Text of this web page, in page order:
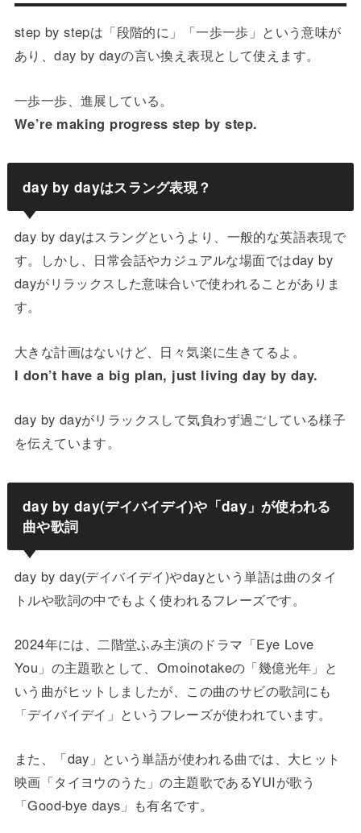
step by stepは「段階的に」「一歩一歩」という意味が
あり、day by dayの言い換え表現として使えます。
一歩一歩、進展している。
We’re making progress step by step.
day by dayはスラング表現？
day by dayはスラングというより、一般的な英語表現で
す。しかし、日常会話やカジュアルな場面ではday by
dayがリラックスした意味合いで使われることがありま
す。
大きな計画はないけど、日々気楽に生きてるよ。
I don’t have a big plan, just living day by day.
day by dayがリラックスして気負わず過ごしている様子
を伝えています。
day by day(デイバイデイ)や「day」が使われる
曲や歌詞
day by day(デイバイデイ)やdayという単語は曲のタイ
トルや歌詞の中でもよく使われるフレーズです。
2024年には、二階堂ふみ主演のドラマ「Eye Love
You」の主題歌として、Omoinotakeの「幾億光年」と
いう曲がヒットしましたが、この曲のサビの歌詞にも
「デイバイデイ」というフレーズが使われています。
また、「day」という単語が使われる曲では、大ヒット
映画「タイヨウのうた」の主題歌であるYUIが歌う
「Good-bye days」も有名です。